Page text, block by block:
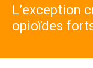
L’exception
opioïdes